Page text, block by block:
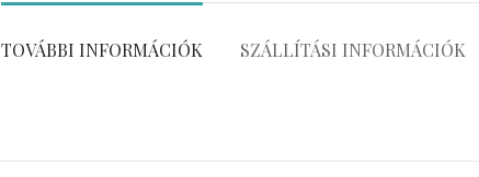
TOVÁBBI INFORMÁCIÓK SZÁLLÍTÁSI INFORMÁCIÓK